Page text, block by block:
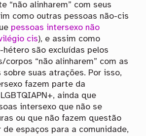
“não alinharem” com seus
como outras pessoas não-cis
pessoas intersexo não
cis), e assim como
hétero são excluídas pelos
corpos “não alinharem” com as
suas atrações. Por isso,
fazem parte da
ainda que
intersexo que não se
ou que não fazem questão
espaços para a comunidade,